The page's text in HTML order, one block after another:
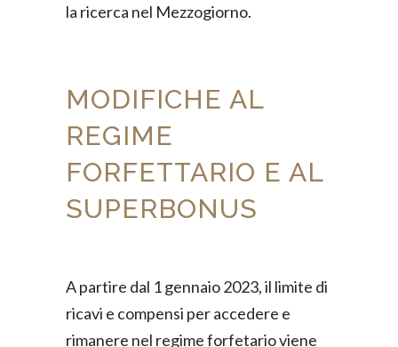
la ricerca nel Mezzogiorno.
MODIFICHE AL
REGIME
FORFETTARIO E AL
SUPERBONUS
A partire dal 1 gennaio 2023, il limite di
ricavi e compensi per accedere e
rimanere nel regime forfetario viene